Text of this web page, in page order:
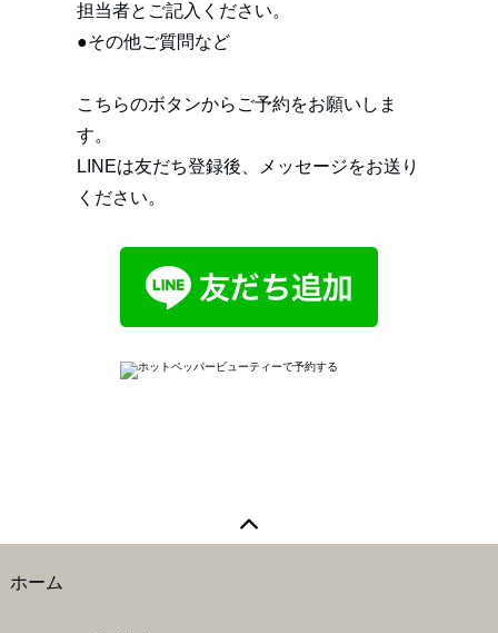
担当者とご記入ください。
●その他ご質問など
こちらのボタンからご予約をお願いしま
す。
LINEは友だち登録後、メッセージをお送り
ください。
ホーム